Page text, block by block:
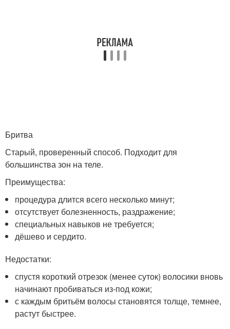
Бритва
Старый, проверенный способ. Подходит для
большинства зон на теле.
Преимущества:
процедура длится всего несколько минут;
отсутствует болезненность, раздражение;
специальных навыков не требуется;
дёшево и сердито.
Недостатки:
спустя короткий отрезок (менее суток) волосики вновь
начинают пробиваться из-под кожи;
с каждым бритьём волосы становятся толще, темнее,
растут быстрее.